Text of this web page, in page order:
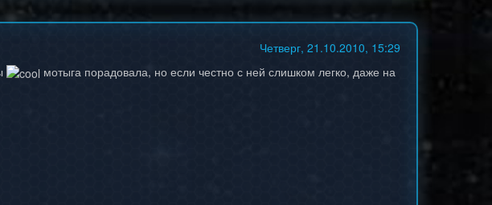
Четверг, 21.10.2010, 15:29
мотыга порадовала, но если честно с ней слишком легко, даже на